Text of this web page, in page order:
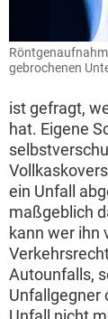
gebrochenen
ist gefragt,
hat. Eigene
ein Unfall
maßgeblich
kann wer ihn
Autounfalls,
Unfallgegner